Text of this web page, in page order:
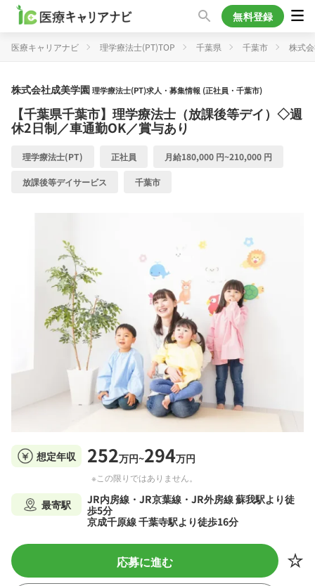
無料登録
医療キャリアナビ 理学療法士(PT)TOP 千葉県 千葉市 株式
株式会社成美学園理学療法士(PT)求人・募集情報 (正社員・千葉市)
【千葉県千葉市】理学療法士（放課後等デイ）◇週
休2日制／車通勤OK／賞与あり
理学療法士(PT) 正社員 月給180,000 円~210,000 円
放課後等デイサービス 千葉市
想定年収 252万円~294万円
※この限りではありません。
最寄駅
JR内房線・JR京葉線・JR外房線 蘇我駅より徒
歩5分
京成千原線 千葉寺駅より徒歩16分
応募に進む